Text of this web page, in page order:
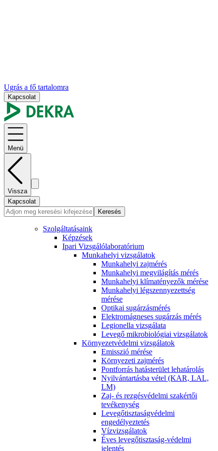
Ugrás a fő tartalomra
Kapcsolat
Menü
Vissza
Kapcsolat
Keresés
Szolgáltatásaink
Képzések
Ipari Vizsgálólaboratórium
Munkahelyi vizsgálatok
Munkahelyi zajmérés
Munkahelyi megvilágítás mérés
Munkahelyi klímatényezők mérése
Munkahelyi légszennyezettség
mérése
Optikai sugárzásmérés
Elektromágneses sugárzás mérés
Legionella vizsgálata
Levegő mikrobiológiai vizsgálatok
Környezetvédelmi vizsgálatok
Emisszió mérése
Környezeti zajmérés
Pontforrás hatásterület lehatárolás
Nyilvántartásba vétel (KAR, LAL,
LM)
Zaj- és rezgésvédelmi szakértői
tevékenység
Levegőtisztaságvédelmi
engedélyeztetés
Vízvizsgálatok
Éves levegőtisztaság-védelmi
jelentés